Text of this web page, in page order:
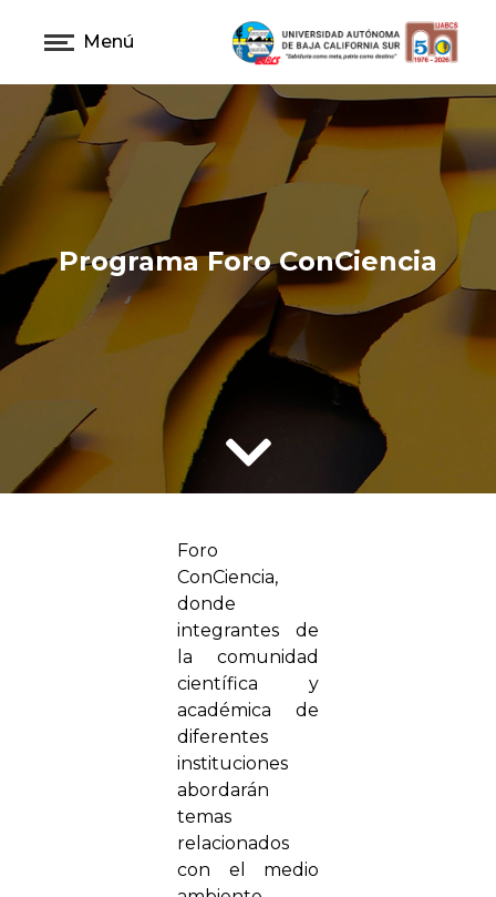
Menú
Programa Foro ConCiencia
Foro
ConCiencia,
donde
integrantes de
la comunidad
científica y
académica de
diferentes
instituciones
abordarán
temas
relacionados
con el medio